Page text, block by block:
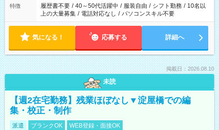
合は応募できません。
特徴 履歴書不要 / 40～50代活躍中 / 服装自由 / シフト勤務 / 10名以
上の大量募集 / 電話対応なし / パソコンスキル不要
気になる！ 応募する 詳細へ
掲載日：2026.08.10
未読
【週2在宅勤務】残業ほぼなし▼淀屋橋での編
集・校正・制作
派遣 ブランクOK WEB登録・面接OK